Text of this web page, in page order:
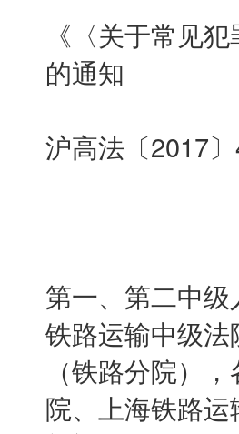
《〈关于常见
的通知
沪高法〔2017
第一、第二中
铁路运输中级
（铁路分院）
院、上海铁路